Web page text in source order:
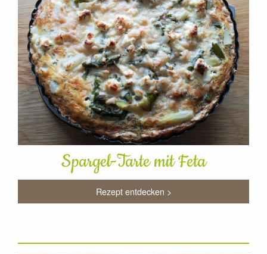
Spargel-Tarte mit Feta
Rezept entdecken >